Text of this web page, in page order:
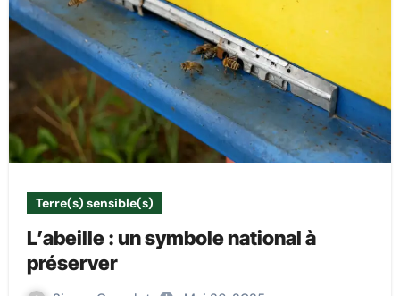
Terre(s) sensible(s)
L’abeille : un symbole national à
préserver